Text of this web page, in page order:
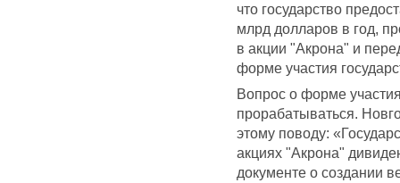
что государство
млрд долларов в год,
в акции "Акрона" и
форме участия
Вопрос о форме
прорабатываться.
этому поводу:
акциях "Акрона"
документе о создании